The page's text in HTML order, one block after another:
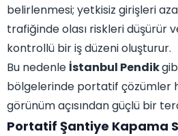
belirlenmesi; yetkisiz girişleri
trafiğinde olası riskleri düşürür
kontrollü bir iş düzeni oluşturur.
Bu nedenle İstanbul Pendik
bölgelerinde portatif çözümler
görünüm açısından güçlü bir
Portatif Şantiye Kapama